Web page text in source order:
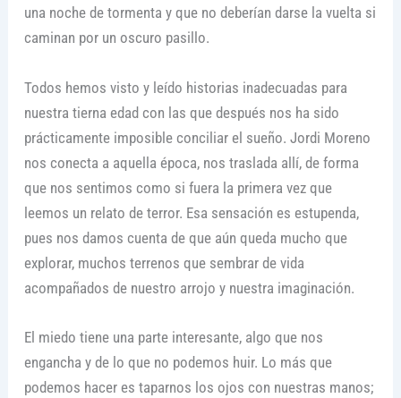
una noche de tormenta y que no deberían darse la vuelta si
caminan por un oscuro pasillo.
Todos hemos visto y leído historias inadecuadas para
nuestra tierna edad con las que después nos ha sido
prácticamente imposible conciliar el sueño. Jordi Moreno
nos conecta a aquella época, nos traslada allí, de forma
que nos sentimos como si fuera la primera vez que
leemos un relato de terror. Esa sensación es estupenda,
pues nos damos cuenta de que aún queda mucho que
explorar, muchos terrenos que sembrar de vida
acompañados de nuestro arrojo y nuestra imaginación.
El miedo tiene una parte interesante, algo que nos
engancha y de lo que no podemos huir. Lo más que
podemos hacer es taparnos los ojos con nuestras manos;